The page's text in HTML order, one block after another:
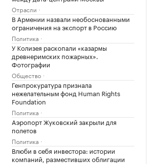
Отрасли
В Армении назвали необоснованными
ограничения на экспорт в Россию
Политика
У Колизея раскопали «казармы
древнеримских пожарных».
Фотографии
Общество
Генпрокуратура признала
нежелательным фонд Human Rights
Foundation
Политика
Аэропорт Жуковский закрыли для
полетов
Политика
Влюби в себя инвестора: истории
компаний, разместивших облигации